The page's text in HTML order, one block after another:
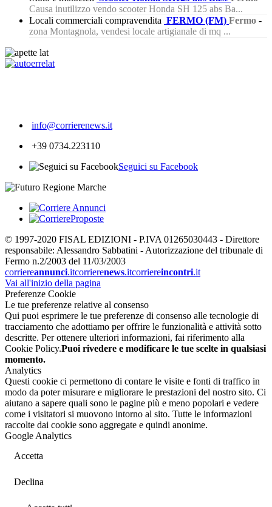
Causa inutilizzo vendo scooter Honda SH 125 abs Ba...
Locali commerciali compravendita FERMO (FM) Fermo -
zona Montagnola, vendesi locale artigianale di mq ...
info@corrierenews.it
+39 0734.223110
Seguici su Facebook
© 1997-2020 FISAL EDIZIONI - P.IVA 01265030443 - Direttore
responsabile: Alessandro Sabbatini - Autorizzazione del tribunale di
Fermo n.2/2003 del 11/03/2003
corriereannunci.itcorrierenews.itcorriereincontri.it
Vai all'inizio della pagina
Preferenze Cookie
Le tue preferenze relative al consenso
Qui puoi esprimere le tue preferenze di consenso alle tecnologie di
tracciamento che adottiamo per offrire le funzionalità e attività sotto
descritte. Per ottenere ulteriori informazioni, fai riferimento alla
Cookie Policy.Puoi rivedere e modificare le tue scelte in qualsiasi
momento.
Analytics
Questi cookie ci permettono di contare le visite e fonti di traffico in
modo da poter misurare e migliorare le prestazioni del nostro sito. Ci
aiutano a sapere quali sono le pagine più e meno popolari e vedere
come i visitatori si muovono intorno al sito. Tutte le informazioni
raccolte dai cookie sono aggregate e quindi anonime.
Google Analytics
Accetta
Declina